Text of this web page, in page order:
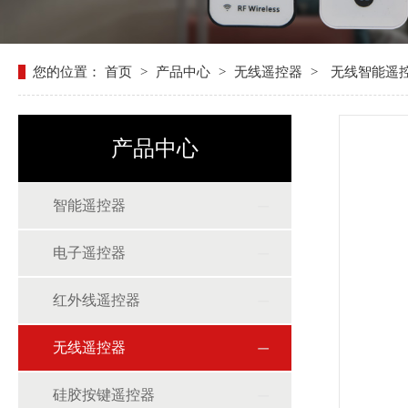
您的位置：首页 > 产品中心 > 无线遥控器 > 无线智能遥
产品中心
智能遥控器
电子遥控器
红外线遥控器
无线遥控器
硅胶按键遥控器